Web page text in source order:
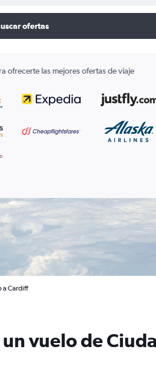
ofertas
ofrecerte las mejores ofertas de viaje
a Cardiff
vuelo de